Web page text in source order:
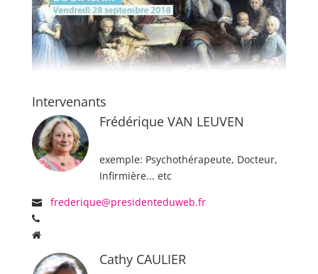
Intervenants
Frédérique VAN LEUVEN
exemple: Psychothérapeute, Docteur,
Infirmière... etc
frederique@presidenteduweb.fr
Cathy CAULIER